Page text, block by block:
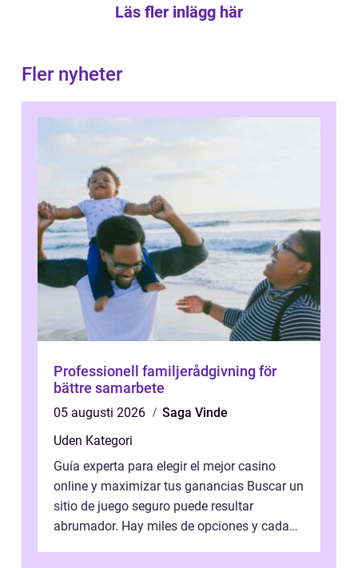
Läs fler inlägg här
Fler nyheter
Professionell familjerådgivning för
bättre samarbete
05 augusti 2026
Saga Vinde
Uden Kategori
Guía experta para elegir el mejor casino
online y maximizar tus ganancias Buscar un
sitio de juego seguro puede resultar
abrumador. Hay miles de opciones y cada